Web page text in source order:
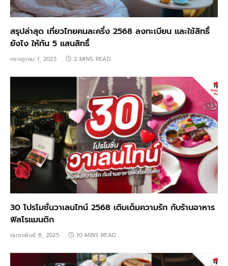
สรุปล่าสุด เที่ยวไทยคนละครึ่ง 2568 ลงทะเบียน และใช้สิทธิ์
ยังไง ให้ทัน 5 แสนสิทธิ์
กรกฎาคม 1, 2025 2 MINS READ
30 โปรโมชั่นวาเลนไทน์ 2568 เติมเต็มความรัก กับร้านอาหาร
ฟิลโรแมนติก
กุมภาพันธ์ 6, 2025 10 MINS READ